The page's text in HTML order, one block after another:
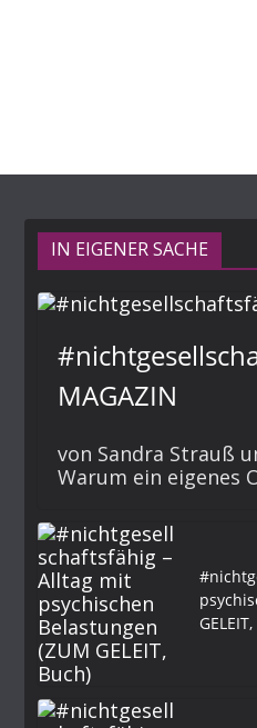
IN EIGENER SACHE
MAGAZIN
von Sandra Strauß
Warum ein eigenes